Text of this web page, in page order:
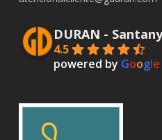
DURAN -
4.5
powered by Google